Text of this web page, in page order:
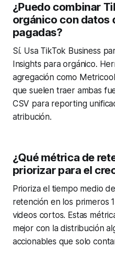
¿Puedo combinar
orgánico con datos
pagadas?
Sí. Usa TikTok Business
Insights para orgánico.
agregación como
que suelen traer ambas
CSV para reporting
atribución.
¿Qué métrica de
priorizar para el
Prioriza el tiempo medio
retención en los primeros
videos cortos. Estas
mejor con la distribución
accionables que solo